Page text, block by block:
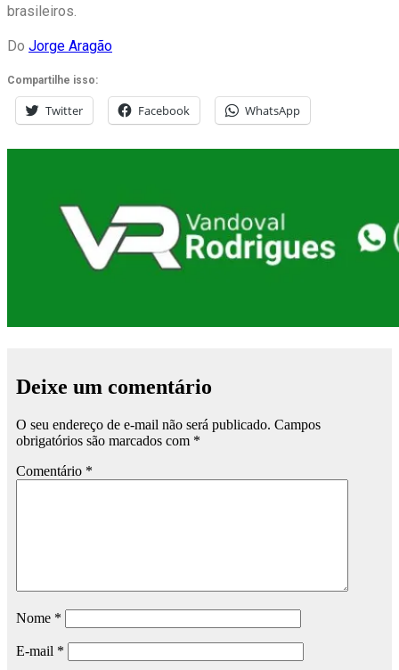
brasileiros.
Do Jorge Aragão
Compartilhe isso:
Twitter Facebook WhatsApp
Deixe um comentário
O seu endereço de e-mail não será publicado. Campos
obrigatórios são marcados com *
Comentário *
Nome *
E-mail *